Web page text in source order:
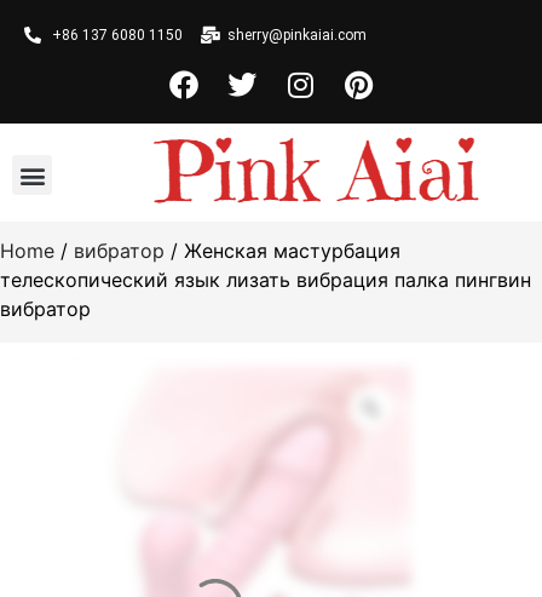
+86 137 6080 1150 sherry@pinkaiai.com
Home / вибратор / Женская мастурбация
телескопический язык лизать вибрация палка пингвин
вибратор